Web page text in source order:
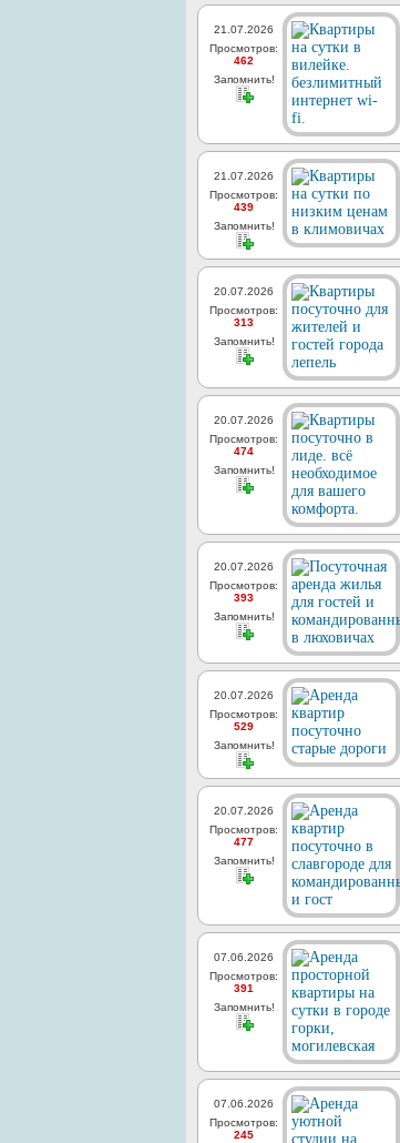
21.07.2026
Просмотров:
462
Запомнить!
21.07.2026
Просмотров:
439
Запомнить!
20.07.2026
Просмотров:
313
Запомнить!
20.07.2026
Просмотров:
474
Запомнить!
20.07.2026
Просмотров:
393
Запомнить!
20.07.2026
Просмотров:
529
Запомнить!
20.07.2026
Просмотров:
477
Запомнить!
07.06.2026
Просмотров:
391
Запомнить!
07.06.2026
Просмотров:
245